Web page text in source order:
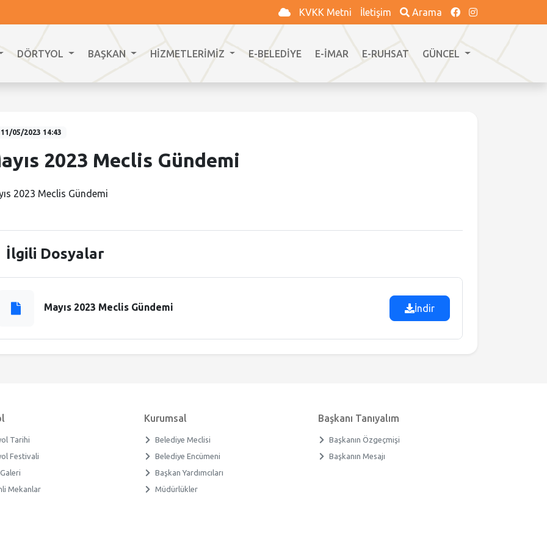
KVKK Metni İletişim Arama
DÖRTYOL BAŞKAN HİZMETLERİMİZ E-BELEDİYE E-İMAR E-RUHSAT GÜNCEL
11/05/2023 14:43
2023 Meclis Gündemi
2023 Meclis Gündemi
İlgili Dosyalar
Mayıs 2023 Meclis Gündemi İndir
Tarihi
Festivali
Mekanlar
Kurumsal
Belediye Meclisi
Belediye Encümeni
Başkan Yardımcıları
Müdürlükler
Başkanı Tanıyalım
Başkanın Özgeçmişi
Başkanın Mesajı